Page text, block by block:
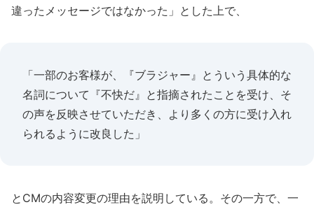
違ったメッセージではなかった」とした上で、
「一部のお客様が、『ブラジャー』とういう具体的な
名詞について『不快だ』と指摘されたことを受け、そ
の声を反映させていただき、より多くの方に受け入れ
られるように改良した」
とCMの内容変更の理由を説明している。その一方で、一